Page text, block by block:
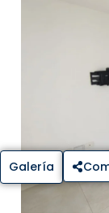
Galería